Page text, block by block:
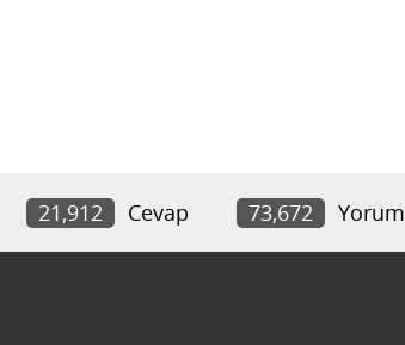
21,912 Cevap 73,672 Yorum